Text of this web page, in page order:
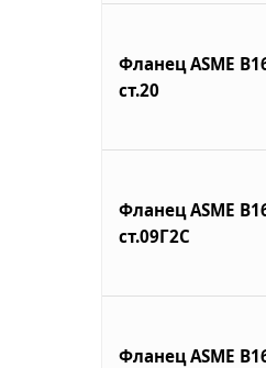
Фланец ASME
ст.20
Фланец ASME
ст.09Г2С
Фланец ASME